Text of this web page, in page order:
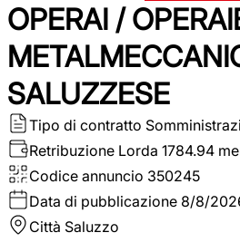
OPERAI /
SALUZZESE
Tipo di contratto
Retribuzione Lorda 1784.94
Codice annuncio 350245
Data di pubblicazione 8/8/
Città Saluzzo